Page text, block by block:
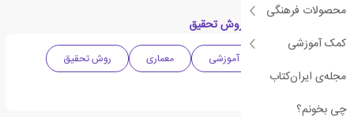
محصولات فرهنگی
کمک آموزشی
مجله‌ی ایران‌کتاب
چی بخونم؟
دسته بندی های کتاب روش تحقیق
آموزشی معماری
روش تحقیق
طراحی